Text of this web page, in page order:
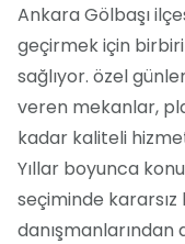
Ankara Gölbaşı
geçirmek için
sağlıyor. özel
veren mekanlar,
kadar kaliteli
Yıllar boyunca
seçiminde kararsız
danışmanlarından